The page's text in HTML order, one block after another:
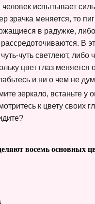
человек испытывает
зрачка меняется, то
в радужке,
В
чуть светлеют, либо
цвет глаз меняется
и ни о чем не
зеркало, встаньте у
к цвету своих
восемь основных